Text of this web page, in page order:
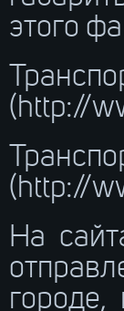
этого
(http://
(http://
На